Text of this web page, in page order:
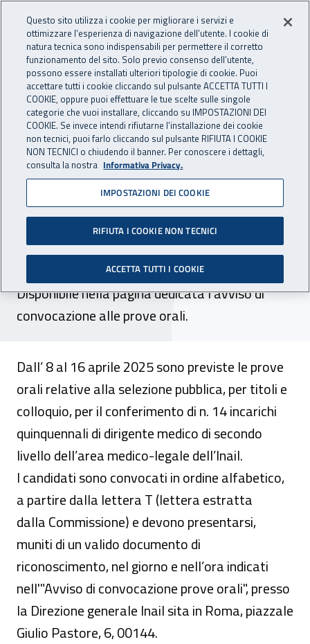
INAIL - Istituto Nazionale
Apri cerca
Navigazione principale
Navigazione - Ti trovi in:
Home Inail comunica Avvisi
Selezione pubblica
conferimento di n. 14
incarichi quinquennali di
dirigente medico di II livello:
convocazione prove orali
Disponibile nella pagina dedicata l'avviso di
convocazione alle prove orali.
Dall’ 8 al 16 aprile 2025 sono previste le prove
orali relative alla selezione pubblica, per titoli e
colloquio, per il conferimento di n. 14 incarichi
quinquennali di dirigente medico di secondo
livello dell’area medico-legale dell’Inail.
I candidati sono convocati in ordine alfabetico,
a partire dalla lettera T (lettera estratta
dalla Commissione) e devono presentarsi,
muniti di un valido documento di
riconoscimento, nel giorno e nell’ora indicati
nell'"Avviso di convocazione prove orali", presso
la Direzione generale Inail sita in Roma, piazzale
Giulio Pastore, 6, 00144.
Questo sito utilizza i cookie per migliorare i servizi e
ottimizzare l’esperienza di navigazione dell’utente. I cookie di
natura tecnica sono indispensabili per permettere il corretto
funzionamento del sito. Solo previo consenso dell’utente,
possono essere installati ulteriori tipologie di cookie. Puoi
accettare tutti i cookie cliccando sul pulsante ACCETTA TUTTI I
COOKIE, oppure puoi effettuare le tue scelte sulle singole
categorie che vuoi installare, cliccando su IMPOSTAZIONI DEI
COOKIE. Se invece intendi rifiutarne l’installazione dei cookie
non tecnici, puoi farlo cliccando sul pulsante RIFIUTA I COOKIE
NON TECNICI o chiudendo il banner. Per conoscere i dettagli,
consulta la nostra Informativa Privacy.
IMPOSTAZIONI DEI COOKIE
RIFIUTA I COOKIE NON TECNICI
ACCETTA TUTTI I COOKIE